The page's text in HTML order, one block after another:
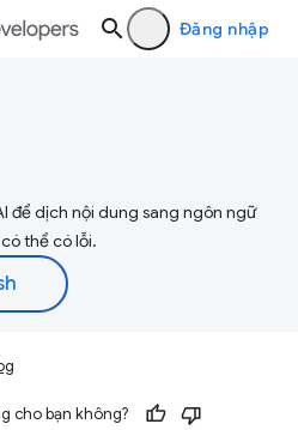
Đăng nhập
để dịch nội dung sang ngôn ngữ
thể có lỗi.
cho bạn không?